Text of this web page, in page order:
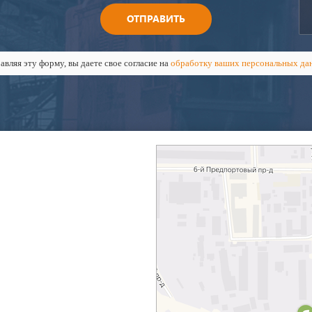
ОТПРАВИТЬ
эту форму, вы даете свое согласие на обработку ваших персональных